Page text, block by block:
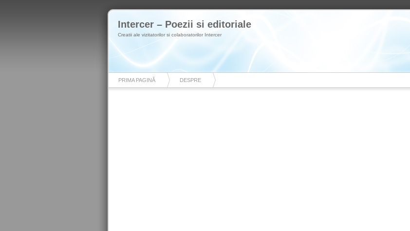
Intercer – Poezii si editoriale
Creatii ale vizitatorilor si colaboratorilor Intercer
PRIMA PAGINĂ DESPRE